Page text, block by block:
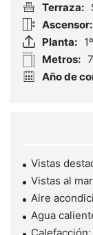
Terraza:
Ascensor:
Planta: 1º
Metros:
Año de
Vistas
Vistas al
Aire
Agua